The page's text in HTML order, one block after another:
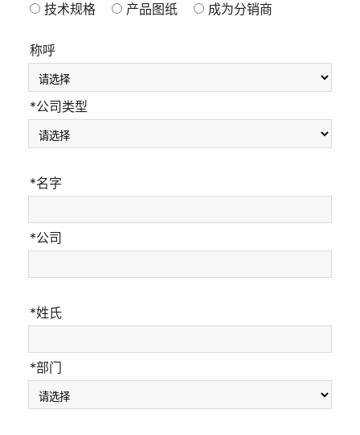
技术规格
产品图纸 成为分销商
称呼
*公司类型
*名字
*公司
*姓氏
*部门